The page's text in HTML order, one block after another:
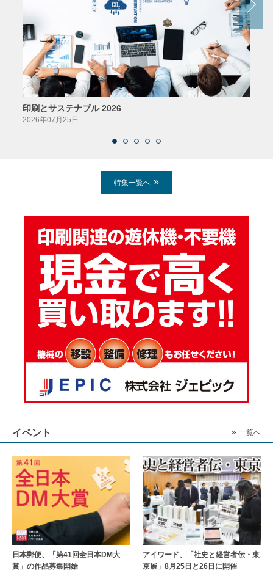
印刷とサステナブル 2026
2026年07月25日
特集一覧へ
イベント 一覧へ
日本郵便、「第41回全日本DM大
賞」の作品募集開始
アイワード、「社史と経営者伝・東
京展」8月25日と26日に開催